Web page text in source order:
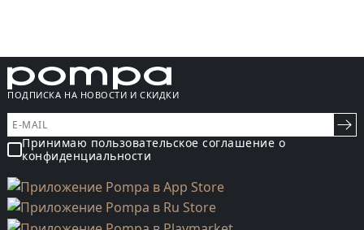
ПОДПИСКА НА НОВОСТИ И СКИДКИ
Принимаю пользовательское соглашение о
конфиденциальности